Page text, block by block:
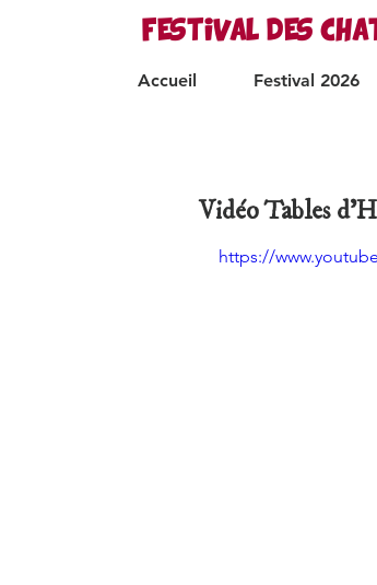
FESTIVAL DES
Accueil Festival 2026
Vidéo Tables
https://